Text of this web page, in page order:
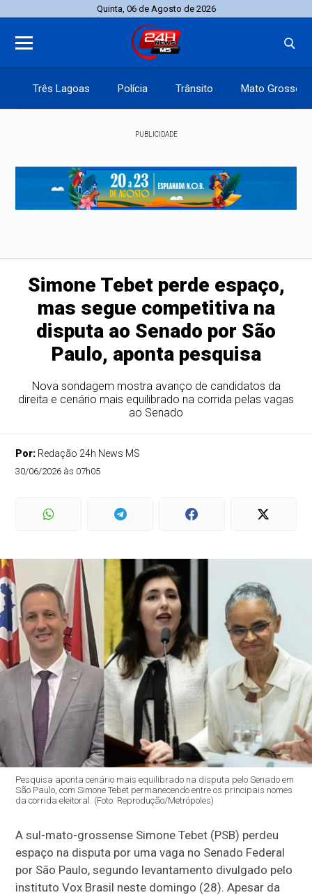
Quinta, 06 de Agosto de 2026
Três Lagoas Polícia Trânsito Mato Grosso
PUBLICIDADE
Simone Tebet perde espaço,
mas segue competitiva na
disputa ao Senado por São
Paulo, aponta pesquisa
Nova sondagem mostra avanço de candidatos da
direita e cenário mais equilibrado na corrida pelas vagas
ao Senado
Por: Redação 24h News MS
30/06/2026 às 07h05
Pesquisa aponta cenário mais equilibrado na disputa pelo Senado em
São Paulo, com Simone Tebet permanecendo entre os principais nomes
da corrida eleitoral. (Foto: Reprodução/Metrópoles)
A sul-mato-grossense Simone Tebet (PSB) perdeu
espaço na disputa por uma vaga no Senado Federal
por São Paulo, segundo levantamento divulgado pelo
instituto Vox Brasil neste domingo (28). Apesar da